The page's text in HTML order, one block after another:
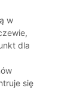
w
dla
się